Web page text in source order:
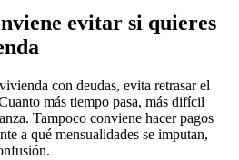
evitar si quieres
con deudas, evita retrasar el
más tiempo pasa, más difícil
Tampoco conviene hacer pagos
a qué mensualidades se imputan,